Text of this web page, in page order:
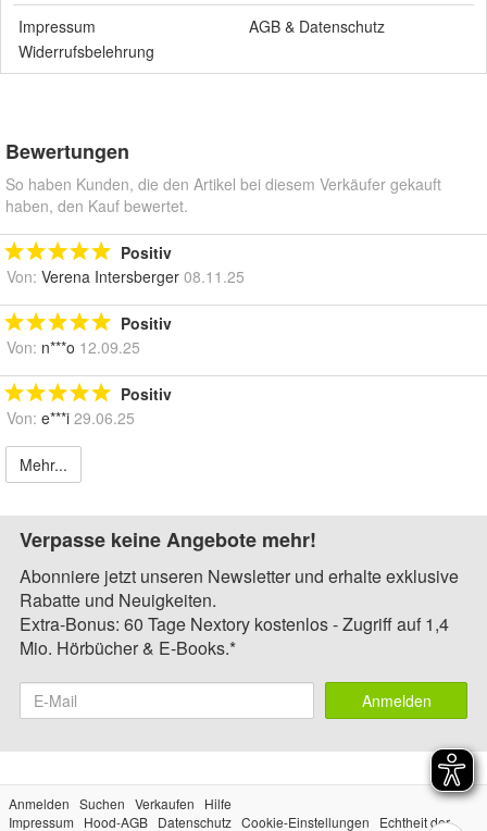
Impressum
AGB & Datenschutz
Widerrufsbelehrung
Bewertungen
So haben Kunden, die den Artikel bei diesem Verkäufer gekauft
haben, den Kauf bewertet.
Positiv
Von: Verena Intersberger 08.11.25
Positiv
Von: n***o 12.09.25
Positiv
Von: e***i 29.06.25
Mehr...
Verpasse keine Angebote mehr!
Abonniere jetzt unseren Newsletter und erhalte exklusive
Rabatte und Neuigkeiten.
Extra-Bonus: 60 Tage Nextory kostenlos - Zugriff auf 1,4
Mio. Hörbücher & E-Books.*
Anmelden
Anmelden Suchen Verkaufen
Hilfe
Impressum
Hood-AGB Datenschutz Cookie-Einstellungen Echtheit der